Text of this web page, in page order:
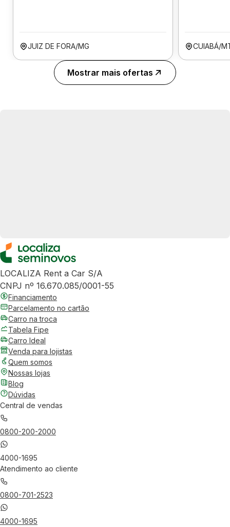
JUIZ DE FORA/MG CUIABÁ/
Mostrar mais ofertas
LOCALIZA Rent a Car S/A
CNPJ nº 16.670.085/0001-55
Financiamento
Parcelamento no cartão
Carro na troca
Tabela Fipe
Carro Ideal
Venda para lojistas
Quem somos
Nossas lojas
Blog
Dúvidas
Central de vendas
0800-200-2000
4000-1695
Atendimento ao cliente
0800-701-2523
4000-1695